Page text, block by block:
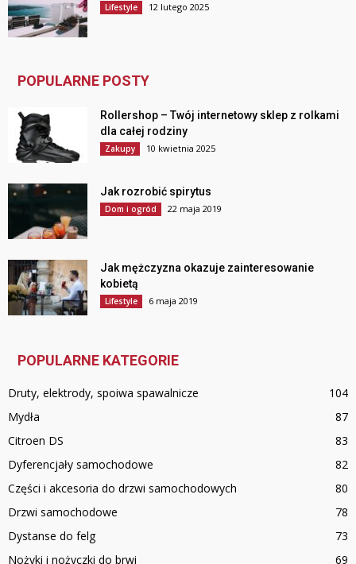
Lifestyle 12 lutego 2025
POPULARNE POSTY
Rollershop – Twój internetowy sklep z rolkami
dla całej rodziny
Zakupy 10 kwietnia 2025
Jak rozrobić spirytus
Dom i ogród 22 maja 2019
Jak mężczyzna okazuje zainteresowanie
kobietą
Lifestyle 6 maja 2019
POPULARNE KATEGORIE
Druty, elektrody, spoiwa spawalnicze
104
Mydła
87
Citroen DS
83
Dyferencjały samochodowe
82
Części i akcesoria do drzwi samochodowych
80
Drzwi samochodowe
78
Dystanse do felg
73
Nożyki i nożyczki do brwi
69